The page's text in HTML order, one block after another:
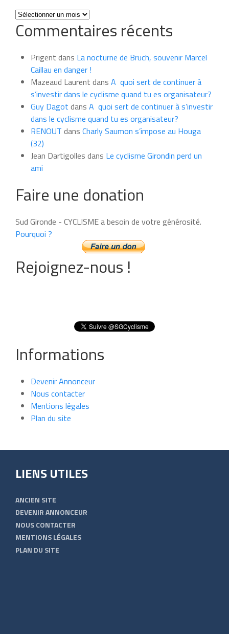
Toutes
les
news
mois
Commentaires récents
Prigent dans La nocturne de Bruch, souvenir Marcel
Caillau en danger !
Mazeaud Laurent dans A quoi sert de continuer à
s’investir dans le cyclisme quand tu es organisateur?
Guy Dagot dans A quoi sert de continuer à s’investir
dans le cyclisme quand tu es organisateur?
RENOUT dans Charly Saumon s’impose au Houga
(32)
Jean Dartigolles dans Le cyclisme Girondin perd un
ami
Faire une donation
Sud Gironde - CYCLISME a besoin de votre générosité.
Pourquoi ?
Rejoignez-nous !
Informations
Devenir Annonceur
Nous contacter
Mentions légales
Plan du site
LIENS UTILES
ANCIEN SITE
DEVENIR ANNONCEUR
NOUS CONTACTER
MENTIONS LÉGALES
PLAN DU SITE